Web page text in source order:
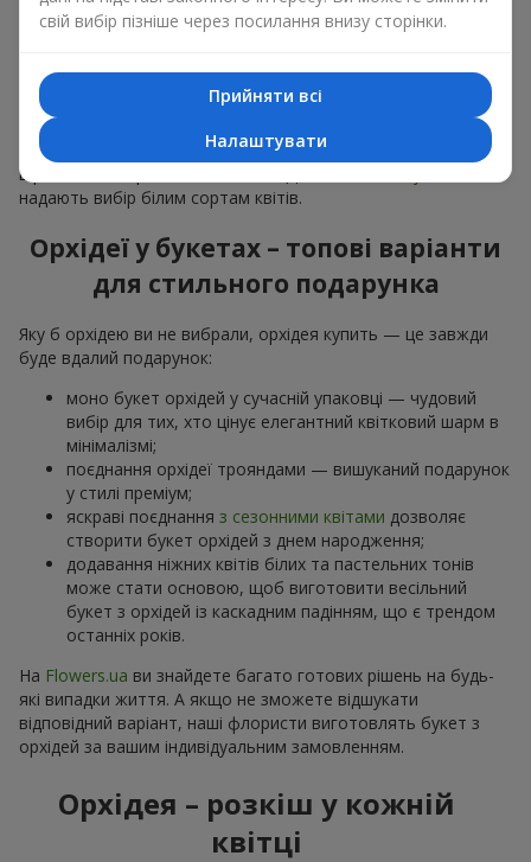
подарунок стає ще більше.
особливої події: річниць,
побачень днів народження
навіть
.
Для романтики обирають ніжну екзотику — букет з орхідей
в рожевих та фіолетових тонах. Для
надають вибір білим сортам квітів.
Орхідеї у букетах – топові варіанти
для стильного подарунка
Яку б орхідею ви не вибрали, орхідея купить — це завжди
буде вдалий подарунок:
моно букет орхідей у сучасній упаковці — чудовий
вибір для тих, хто цінує елегантний квітковий шарм в
мінімалізмі;
поєднання орхідеї трояндами — вишуканий подарунок
у стилі преміум;
яскраві поєднання з сезонними квітами дозволяє
створити букет орхідей з днем народження;
додавання ніжних квітів білих та пастельних тонів
може стати основою, щоб виготовити весільний
букет з орхідей із каскадним падінням, що є трендом
останніх років.
На Flowers.ua ви знайдете багато готових рішень на будь-
які випадки життя. А якщо не зможете відшукати
відповідний варіант, наші флористи виготовлять букет з
орхідей за вашим індивідуальним замовленням.
Орхідея – розкіш у кожній
квітці
свій вибір пізніше через посилання внизу сторінки.
Прийняти всі
Налаштувати